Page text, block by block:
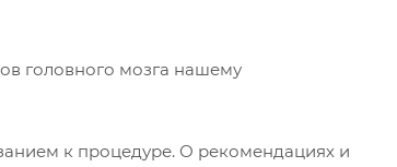
головного мозга нашему
к процедуре. О рекомендациях и